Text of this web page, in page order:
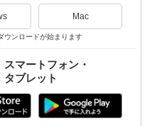
Mac
ウンロードが始まります
スマートフォン・
タブレット